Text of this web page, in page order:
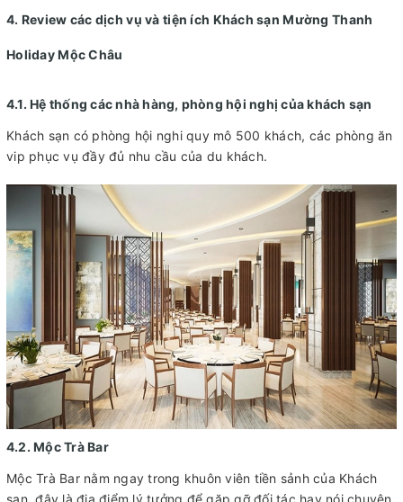
4. Review các dịch vụ và tiện ích Khách sạn Mường Thanh
Holiday Mộc Châu
4.1. Hệ thống các nhà hàng, phòng hội nghị của khách sạn
Khách sạn có phòng hội nghi quy mô 500 khách, các phòng ăn
vip phục vụ đầy đủ nhu cầu của du khách.
4.2. Mộc Trà Bar
Mộc Trà Bar nằm ngay trong khuôn viên tiền sảnh của Khách
sạn, đây là địa điểm lý tưởng để gặp gỡ đối tác hay nói chuyện